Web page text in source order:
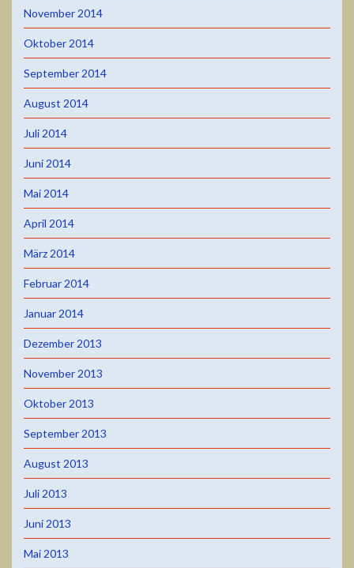
November 2014
Oktober 2014
September 2014
August 2014
Juli 2014
Juni 2014
Mai 2014
April 2014
März 2014
Februar 2014
Januar 2014
Dezember 2013
November 2013
Oktober 2013
September 2013
August 2013
Juli 2013
Juni 2013
Mai 2013